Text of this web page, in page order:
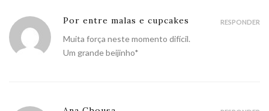
Por entre malas e cupcakes
Muita força neste momento difícil.
Um grande beijinho*
RESPONDER